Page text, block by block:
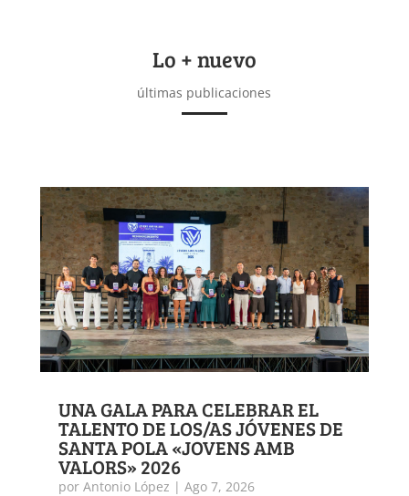
Lo + nuevo
últimas publicaciones
UNA GALA PARA CELEBRAR EL
TALENTO DE LOS/AS JÓVENES DE
SANTA POLA «JOVENS AMB
VALORS» 2026
por Antonio López | Ago 7, 2026